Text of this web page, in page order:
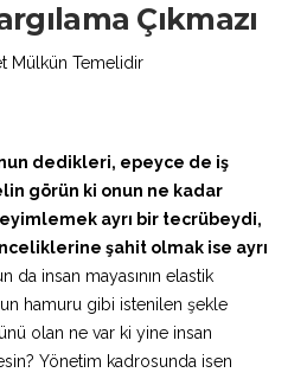
Çıkmazı
dedikleri, epeyce de iş
görün ki onun ne kadar
ayrı bir tecrübeydi,
şahit olmak ise ayrı
da insan mayasının elastik
hamuru gibi istenilen şekle
olan ne var ki yine insan
Yönetim kadrosunda isen